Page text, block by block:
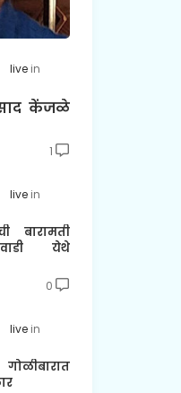
live
केंजळे
1
live
बारामती
येथे
0
live